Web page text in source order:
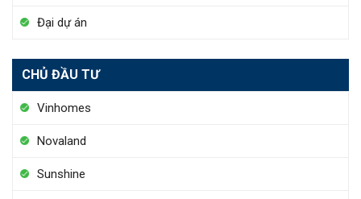
Đại dự án
CHỦ ĐẦU TƯ
Vinhomes
Novaland
Sunshine